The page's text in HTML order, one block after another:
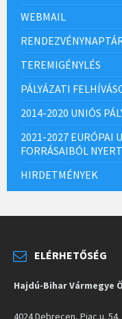
WEBMAIL
TEREMIGÉNYLÉS
PÁLYÁZATI
2014-2020 UNIÓS
2021-2027 EURÓPAI
FORRÁSAIBÓL
HIRDETMÉNYEK
ELÉRHETŐSÉG
Hajdú-Bihar Vármegye
4024 Debrecen, Piac u. 54.